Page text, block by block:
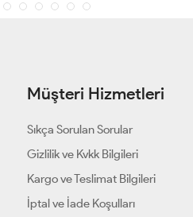
Müşteri Hizmetleri
Sıkça Sorulan Sorular
Gizlilik ve Kvkk Bilgileri
Kargo ve Teslimat Bilgileri
İptal ve İade Koşulları